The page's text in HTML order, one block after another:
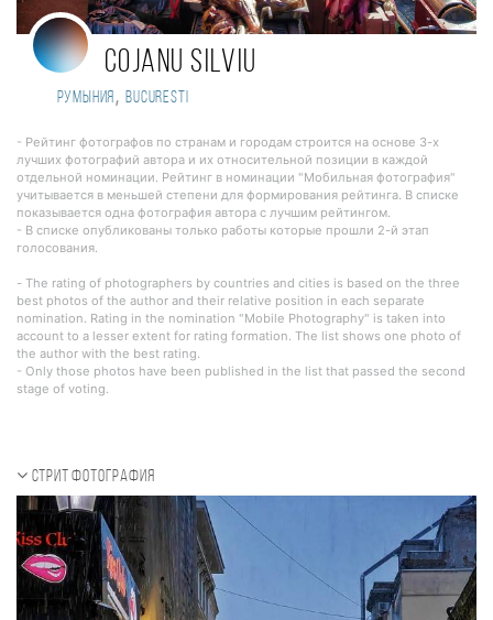
Cojanu Silviu
Румыния , Bucuresti
- Рейтинг фотографов по странам и городам строится на основе 3-х
лучших фотографий автора и их относительной позиции в каждой
отдельной номинации. Рейтинг в номинации "Мобильная фотография"
учитывается в меньшей степени для формирования рейтинга. В списке
показывается одна фотография автора с лучшим рейтингом.
- В списке опубликованы только работы которые прошли 2-й этап
голосования.
- The rating of photographers by countries and cities is based on the three
best photos of the author and their relative position in each separate
nomination. Rating in the nomination "Mobile Photography" is taken into
account to a lesser extent for rating formation. The list shows one photo of
the author with the best rating.
- Only those photos have been published in the list that passed the second
stage of voting.
Стрит фотография